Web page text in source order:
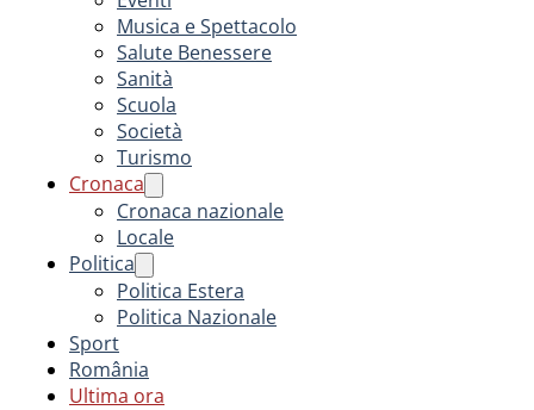
Musica e Spettacolo
Salute Benessere
Sanità
Scuola
Società
Turismo
Cronaca
Cronaca nazionale
Locale
Politica
Politica Estera
Politica Nazionale
Sport
România
Ultima ora